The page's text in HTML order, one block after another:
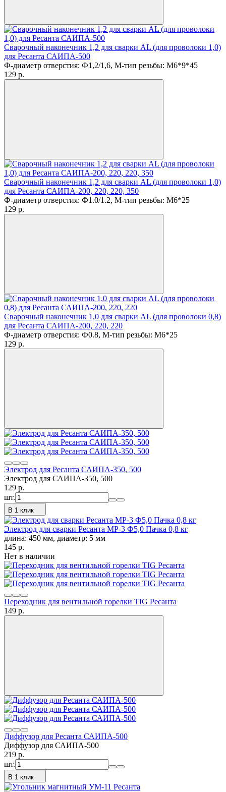
Сварочный наконечник 1,2 для сварки AL (для проволоки 1,0)
для Ресанта САИПА-500
Ф-диаметр отверстия: Ф1,2/1,6, М-тип резьбы: M6*9*45
129 p.
Сварочный наконечник 1,2 для сварки AL (для проволоки 1,0)
для Ресанта САИПА-200, 220, 220, 350
Ф-диаметр отверстия: Ф1.0/1.2, М-тип резьбы: M6*25
129 p.
Сварочный наконечник 1,0 для сварки AL (для проволоки 0,8)
для Ресанта САИПА-200, 220, 220
Ф-диаметр отверстия: Ф0.8, М-тип резьбы: M6*25
129 p.
Электрод для Ресанта САИПА-350, 500
Электрод для САИПА-350, 500
129 p.
шт.
В 1 клик
Электрод для сварки Ресанта МР-3 Ф5,0 Пачка 0,8 кг
длина: 450 мм, диаметр: 5 мм
145 p.
Нет в наличии
Переходник для вентильной горелки TIG Ресанта
149 p.
Диффузор для Ресанта САИПА-500
Диффузор для САИПА-500
219 p.
шт.
В 1 клик